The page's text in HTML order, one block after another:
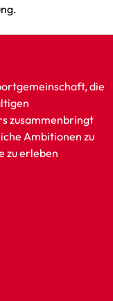
die
zusammenbringt
Ambitionen zu
zu erleben